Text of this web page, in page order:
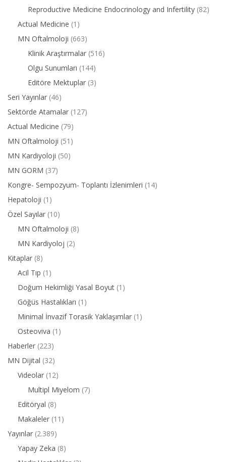
Reproductive Medicine Endocrinology and Infertility (82)
Actual Medicine (1)
MN Oftalmoloji (663)
Klinik Araştırmalar (516)
Olgu Sunumları (144)
Editöre Mektuplar (3)
Seri Yayınlar (46)
Sektörde Atamalar (127)
Actual Medicine (79)
MN Oftalmoloji (51)
MN Kardiyoloji (50)
MN GORM (37)
Kongre- Sempozyum- Toplantı İzlenimleri (14)
Hepatoloji (1)
Özel Sayılar (10)
MN Oftalmoloji (8)
MN Kardiyoloj (2)
Kitaplar (8)
Acil Tıp (1)
Doğum Hekimliği Yasal Boyut (1)
Göğüs Hastalıkları (1)
Minimal İnvazif Torasik Yaklaşımlar (1)
Osteoviva (1)
Haberler (223)
MN Dijital (32)
Videolar (12)
Multipl Miyelom (7)
Editöryal (8)
Makaleler (11)
Yayınlar (2.389)
Yapay Zeka (8)